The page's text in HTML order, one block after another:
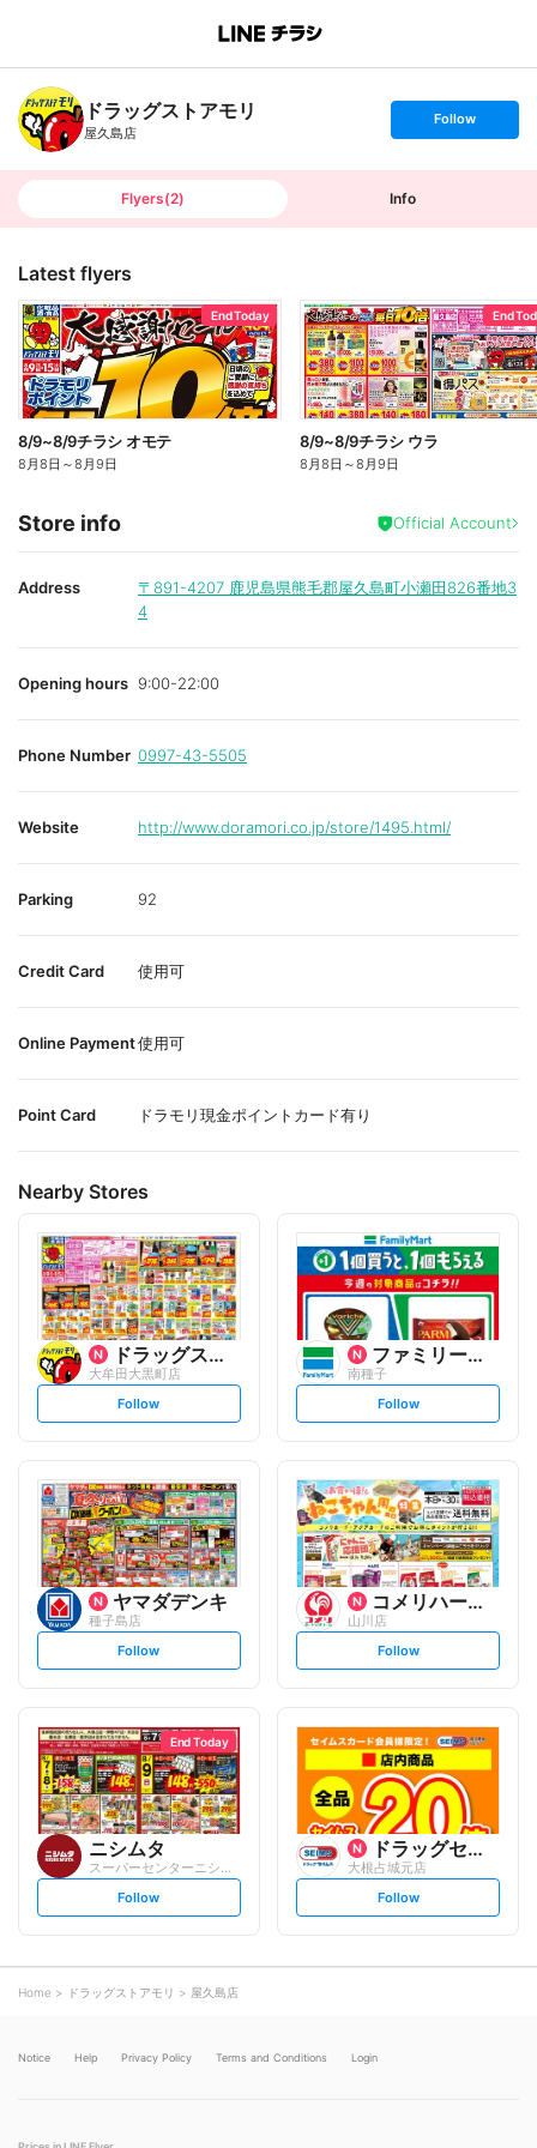
B
n
c
h
T
ドラッグストアモリ
屋久島店
s
t
o
Follow
Flyers(2) Info
Latest flyers
End Today
8/9~8/9チラシ オモテ
8月8日 ～8月9日
End
8/9~8/9チラシ ウラ
8月8日 ～8月9日
Store info Official Account
Address 〒891-4207 鹿児島県熊毛郡屋久島町小瀬田826番地3
4
Opening hours 9:00-22:00
Phone Number 0997-43-5505
Website http://www.doramori.co.jp/store/1495.html/
Parking 92
Credit Card 使用可
Online Payment使用可
Point Card ドラモリ現金ポイントカード有り
Nearby Stores
ドラッグストアモリ
大牟田大黒町店
s
t
l
o
w
Follow
ファミリーマート
南種子
s
t
l
o
w
Follow
ヤマダデンキ
種子島店
s
t
l
o
w
Follow
コメリハード&グリーン
山川店
s
t
l
o
w
Follow
End Today
ニシムタ
スーパーセンターニシムタ 指宿店
s
t
o
w
Follow
ドラッグセイムス
大根占城元店
s
t
Follow
Home ドラッグストアモリ 屋久島店
Notice Help Privacy Policy Terms and Conditions Login